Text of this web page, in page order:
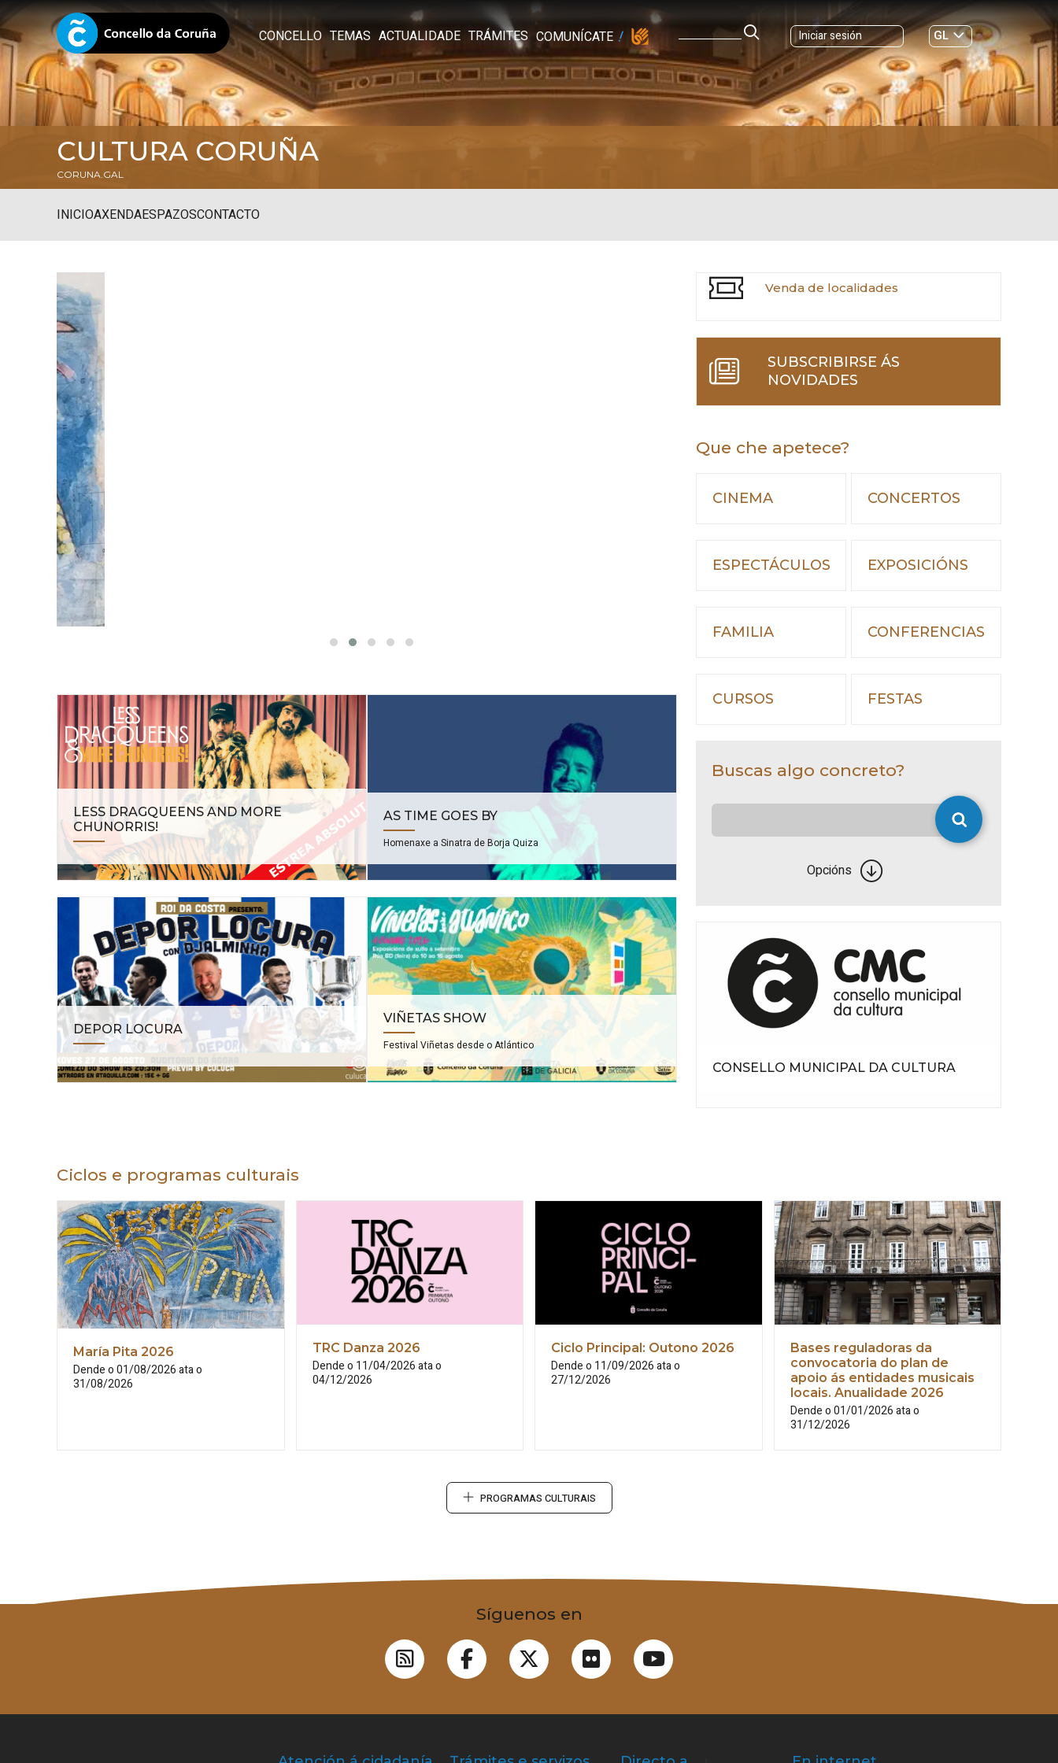
CONCELLO TEMAS ACTUALIDADE TRÁMITES COMUNÍCATE Iniciar sesión
GL
ES|
CULTURA CORUÑA
CORUNA.GAL
INICIOAXENDAESPAZOSCONTACTO
VIÑETAS SHOW
LESS DRAGQUEENS AND MORE
CHUNORRIS!
AS TIME GOES BY
Homenaxe a Sinatra de Borja Quiza
DEPOR LOCURA
VIÑETAS SHOW
Festival Viñetas desde o Atlántico
Venda de localidades
SUBSCRIBIRSE ÁS
NOVIDADES
Que che apetece?
CINEMA CONCERTOS
ESPECTÁCULOS EXPOSICIÓNS
FAMILIA CONFERENCIAS
CURSOS FESTAS
Buscas algo concreto?
Opcións
CONSELLO MUNICIPAL DA CULTURA
Ciclos e programas culturais
María Pita 2026
Dende o 01/08/2026 ata o
31/08/2026
TRC Danza 2026
Dende o 11/04/2026 ata o
04/12/2026
Ciclo Principal: Outono 2026
Dende o 11/09/2026 ata o
27/12/2026
Bases reguladoras da
convocatoria do plan de
apoio ás entidades musicais
locais. Anualidade 2026
Dende o 01/01/2026 ata o
31/12/2026
PROGRAMAS CULTURAIS
Síguenos en